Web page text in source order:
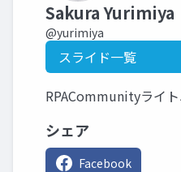
Sakura Yurimiya
@yurimiya
スライド一覧
RPACommunityライ
シェア
Facebook